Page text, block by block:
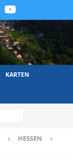
KARTEN
HESSEN